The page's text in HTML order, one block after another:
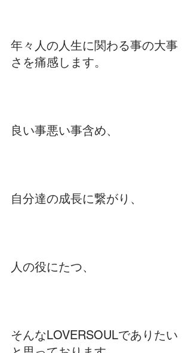
年々人の人生に関わる事の大事
さを痛感します。
良い事悪い事含め、
自分達の成長に繋がり、
人の役にたつ、
そんなLOVERSOULでありたい